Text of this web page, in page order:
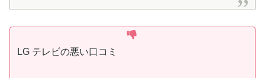
LG テレビの悪い口コミ